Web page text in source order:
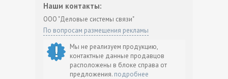
Наши контакты:
ООО "Деловые системы связи"
По вопросам размещения рекламы
Мы не реализуем продукцию,
контактные данные продавцов
расположены в блоке справа от
предложения. подробнее